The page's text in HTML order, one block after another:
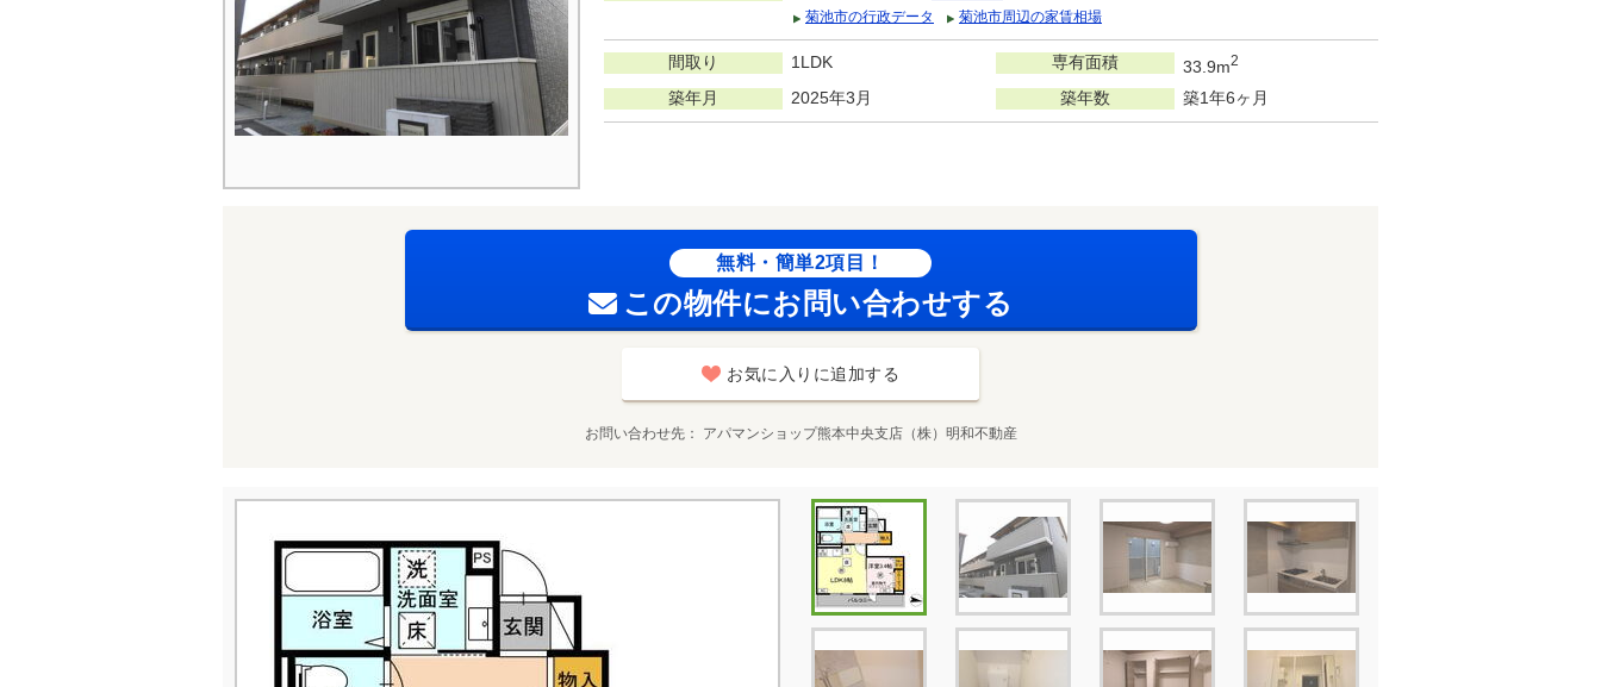
菊池市の行政データ
菊池市周辺の家賃相場
間取り 1LDK 専有面積 33.9m2
築年月 2025年3月 築年数 築1年6ヶ月
無料・簡単2項目！
この物件にお問い合わせする
お気に入りに追加する
お問い合わせ先 アパマンショップ熊本中央支店（株）明和不動産